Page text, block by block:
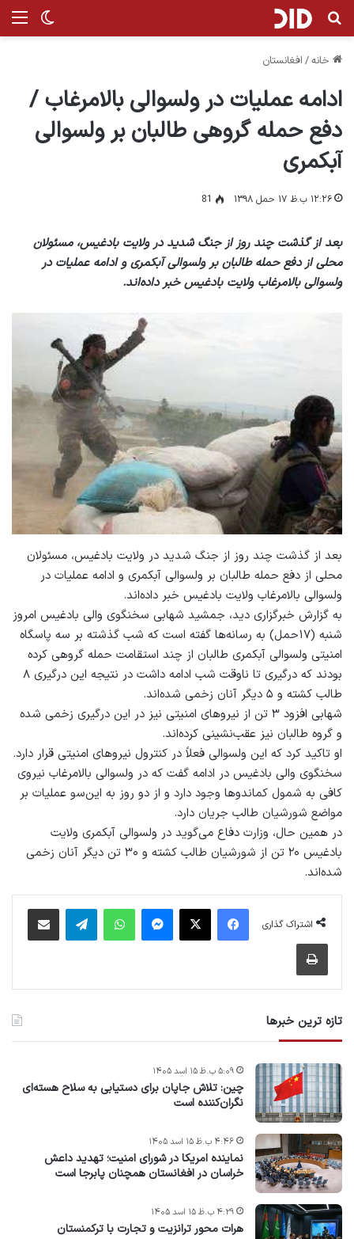
تغییر جستجو برای
خانه/ افغانستان
ادامه عملیات در ولسوالی بالامرغاب /
دفع حمله گروهی طالبان بر ولسوالی
آبکمری
۱۲:۲۶ ب.ظ ۱۷ حمل ۱۳۹۸ 81
بعد از گذشت چند روز از جنگ شدید در ولایت بادغیس، مسئولان
محلی از دفع حمله طالبان بر ولسوالی آبکمری و ادامه عملیات در
ولسوالی بالامرغاب ولایت بادغیس خبر داده‌اند.
بعد از گذشت چند روز از جنگ شدید در ولایت بادغیس، مسئولان
محلی از دفع حمله طالبان بر ولسوالی آبکمری و ادامه عملیات در
ولسوالی بالامرغاب ولایت بادغیس خبر داده‌اند.
به گزارش خبرگزاری دید، جمشید شهابی سخنگوی والی بادغیس امروز
شنبه (۱۷حمل) به رسانه‌ها گفته است که شب گذشته بر سه پاسگاه
امنیتی ولسوالی آبکمری طالبان از چند استقامت حمله گروهی کرده
بودند که درگیری تا ناوقت شب ادامه داشت در نتیجه این درگیری ۸
طالب کشته و ۵ دیگر آنان زخمی شده‌اند.
شهابی افزود ۳ تن از نیروهای امنیتی نیز در این درگیری زخمی شده
و گروه طالبان نیز عقب‌نشینی کرده‌اند.
او تاکید کرد که این ولسوالی فعلاً در کنترول نیروهای امنیتی قرار دارد.
سخنگوی والی بادغیس در ادامه گفت که در ولسوالی بالامرغاب نیروی
کافی به شمول کماندوها وجود دارد و از دو روز به این‌سو عملیات بر
مواضع شورشیان طالب جریان دارد.
در همین حال، وزارت دفاع می‌گوید در ولسوالی آبکمری ولایت
بادغیس ۲۰ تن از شورشیان طالب کشته و ۳۰ تن دیگر آنان زخمی
شده‌اند.
اشتراک گذاری
فیس بوک X پیام رسان واتس آپ تلگرام اشتراک گذاری از طریق ایمیل
چاپ
تازه ترین خبرها
چین: تلاش جاپان برای دستیابی به سلاح هسته‌ای
نگران‌کننده است
۵:۰۹ ب.ظ ۱۵ اسد ۱۴۰۵
نماینده امریکا در شورای امنیت؛ تهدید داعش
خراسان در افغانستان همچنان پابرجا است
۴:۴۶ ب.ظ ۱۵ اسد ۱۴۰۵
هرات محور ترانزیت و تجارت با ترکمنستان
۴:۲۹ ب.ظ ۱۵ اسد ۱۴۰۵